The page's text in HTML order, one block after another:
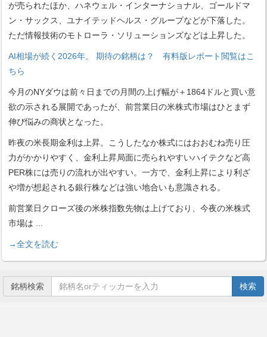
が売られたほか、ハネウェル・インターナショナル、ゴールドマ
ン・サックス、ユナイテッドヘルス・グループなどが下落した。
ただ情報技術のモトローラ・ソリューションズなどは上昇した。
AI相場が続く2026年。 期待の銘柄は？ 有料版レポート閲覧はこ
ちら
今月のNYダウは前々日までの月間の上げ幅が＋1864ドルと買い意
欲の示される展開であったが、前営業日の米株式市場はひとまず
伸び悩みの商状となった。
昨夜の米長期金利は上昇。こうしたなか株式にはおおむね売り圧
力がかかりやすく、金利上昇局面に売られやすいハイテクなど高
PER株には売りの流れが出やすい。一方で、金利上昇により利ざ
や増が想起される銀行株などは強い地合いも意識される。
前営業日クローズ後の米株指数先物は上げており、今夜の米株式
市場は
→全文を読む
銘柄検索 検索